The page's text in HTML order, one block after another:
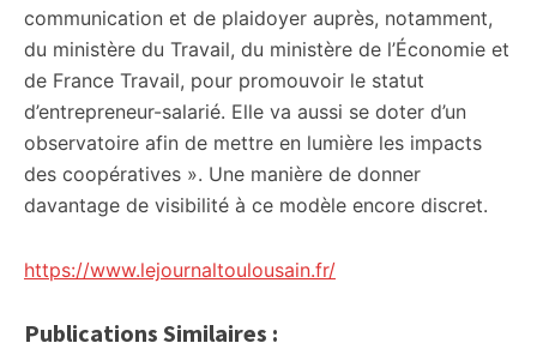
communication et de plaidoyer auprès, notamment,
du ministère du Travail, du ministère de l’Économie et
de France Travail, pour promouvoir le statut
d’entrepreneur-salarié. Elle va aussi se doter d’un
observatoire afin de mettre en lumière les impacts
des coopératives ». Une manière de donner
davantage de visibilité à ce modèle encore discret.
https://www.lejournaltoulousain.fr/
Publications Similaires :